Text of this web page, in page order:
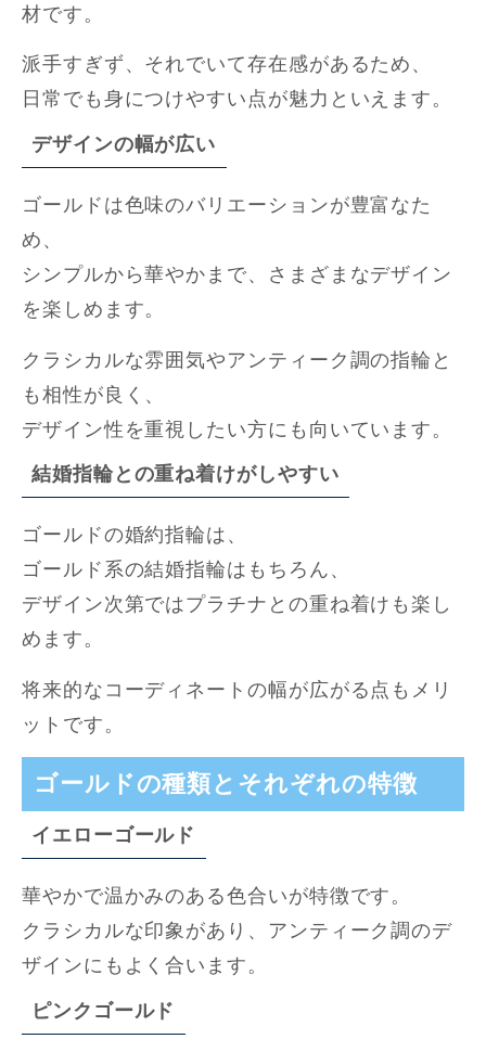
材です。
派手すぎず、それでいて存在感があるため、
日常でも身につけやすい点が魅力といえます。
デザインの幅が広い
ゴールドは色味のバリエーションが豊富なた
め、
シンプルから華やかまで、さまざまなデザイン
を楽しめます。
クラシカルな雰囲気やアンティーク調の指輪と
も相性が良く、
デザイン性を重視したい方にも向いています。
結婚指輪との重ね着けがしやすい
ゴールドの婚約指輪は、
ゴールド系の結婚指輪はもちろん、
デザイン次第ではプラチナとの重ね着けも楽し
めます。
将来的なコーディネートの幅が広がる点もメリ
ットです。
ゴールドの種類とそれぞれの特徴
イエローゴールド
華やかで温かみのある色合いが特徴です。
クラシカルな印象があり、アンティーク調のデ
ザインにもよく合います。
ピンクゴールド